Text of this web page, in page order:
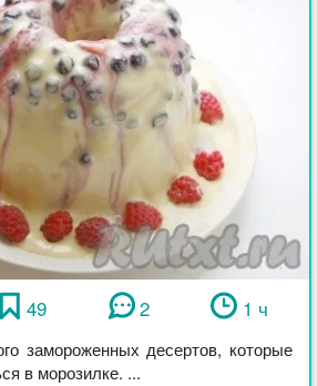
49 2 1 ч
замороженных десертов, которые
в морозилке. ...